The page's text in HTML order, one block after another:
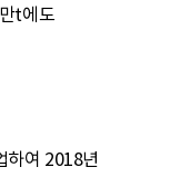
t에도
하여 2018년